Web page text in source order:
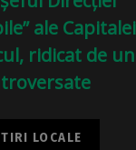
ale
ridicat de un
LOCALE